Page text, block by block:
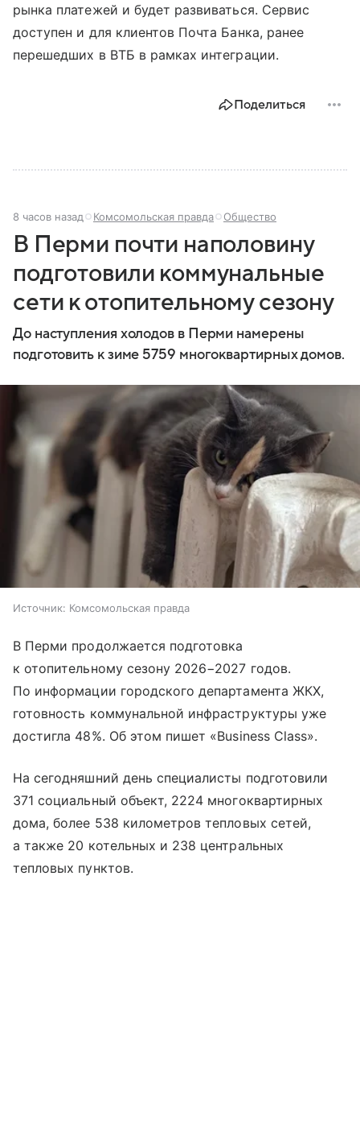
рынка платежей и будет развиваться. Сервис
доступен и для клиентов Почта Банка, ранее
перешедших в ВТБ в рамках интеграции.
Поделиться
8 часов назад Комсомольская правда Общество
В Перми почти наполовину
подготовили коммунальные
сети к отопительному сезону
До наступления холодов в Перми намерены
подготовить к зиме 5759 многоквартирных домов.
Источник: Комсомольская правда
В Перми продолжается подготовка
к отопительному сезону 2026−2027 годов.
По информации городского департамента ЖКХ,
готовность коммунальной инфраструктуры уже
достигла 48%. Об этом пишет «Business Class».
На сегодняшний день специалисты подготовили
371 социальный объект, 2224 многоквартирных
дома, более 538 километров тепловых сетей,
а также 20 котельных и 238 центральных
тепловых пунктов.